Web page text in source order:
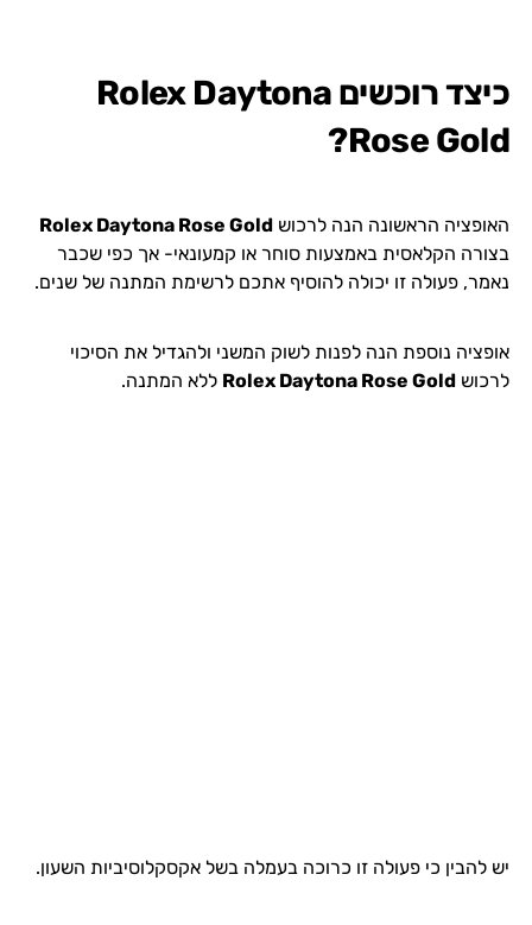
כיצד רוכשים Rolex Daytona
Rose Gold?
האופציה הראשונה הנה לרכוש Rolex Daytona Rose Gold
בצורה הקלאסית באמצעות סוחר או קמעונאי- אך כפי שכבר
נאמר, פעולה זו יכולה להוסיף אתכם לרשימת המתנה של שנים.
אופציה נוספת הנה לפנות לשוק המשני ולהגדיל את הסיכוי
לרכוש Rolex Daytona Rose Gold ללא המתנה.
יש להבין כי פעולה זו כרוכה בעמלה בשל אקסקלוסיביות השעון.